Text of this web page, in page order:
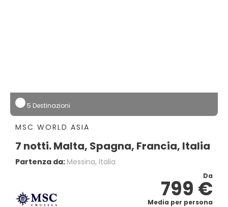
5 Destinazioni
MSC WORLD ASIA
7 notti. Malta, Spagna, Francia, Italia
Partenza da: Messina, Italia
Da
799 €
Media per persona